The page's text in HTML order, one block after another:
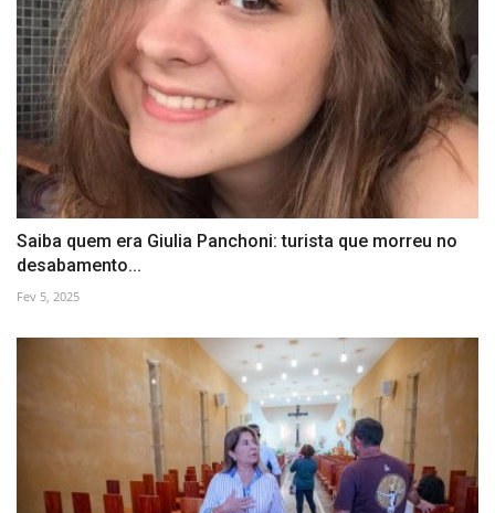
Saiba quem era Giulia Panchoni: turista que morreu no
desabamento...
Fev 5, 2025